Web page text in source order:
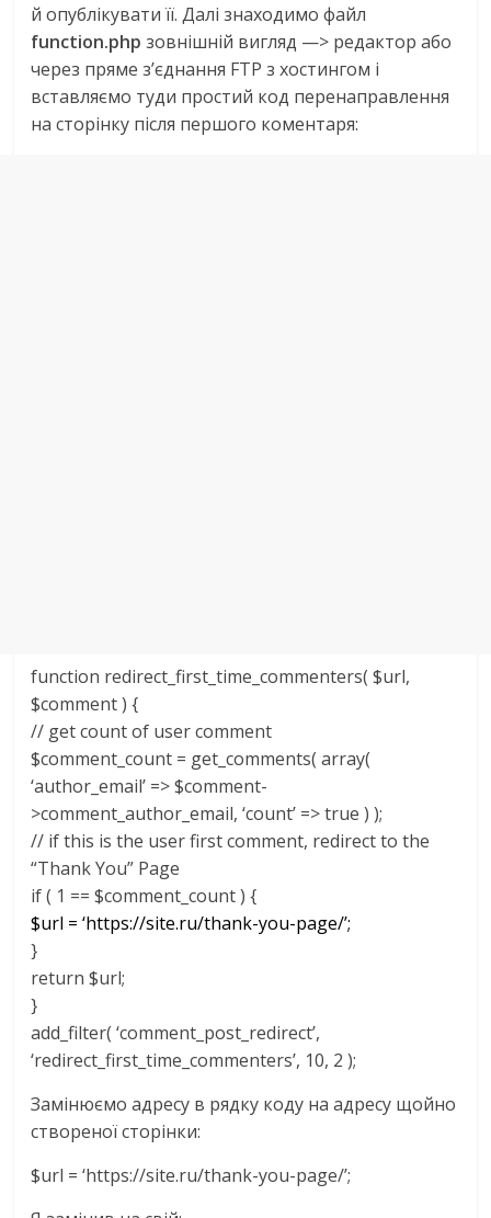
й опублікувати її. Далі знаходимо файл
function.phpзовнішній вигляд —> редактор або
через пряме з’єднання FTP з хостингом і
вставляємо туди простий код перенаправлення
на сторінку після першого коментаря:
function redirect_first_time_commenters( $url,
$comment ) {
// get count of user comment
$comment_count = get_comments( array(
‘author_email’ => $comment-
>comment_author_email, ‘count’ => true ) );
// if this is the user first comment, redirect to the
“Thank You” Page
if ( 1 == $comment_count ) {
$url = ‘https://site.ru/thank-you-page/’;
}
return $url;
}
add_filter( ‘comment_post_redirect’,
‘redirect_first_time_commenters’, 10, 2 );
Замінюємо адресу в рядку коду на адресу щойно
створеної сторінки:
$url = ‘https://site.ru/thank-you-page/’;